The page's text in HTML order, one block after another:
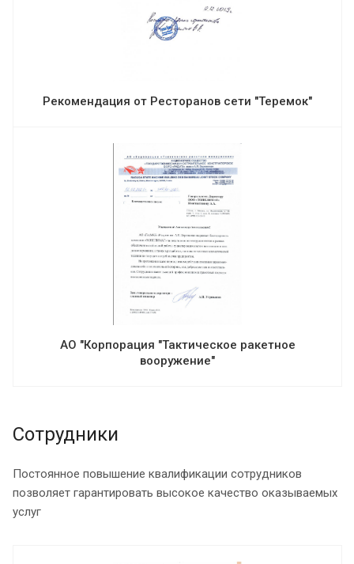
Рекомендация от Ресторанов сети "Теремок"
АО "Корпорация "Тактическое ракетное
вооружение"
Сотрудники
Постоянное повышение квалификации сотрудников
позволяет гарантировать высокое качество оказываемых
услуг